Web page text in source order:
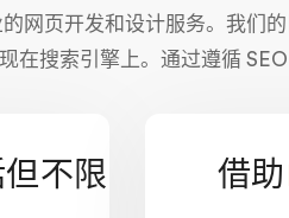
网页开发和设计服务。我们
在搜索引擎上。通过遵循
不限
借助